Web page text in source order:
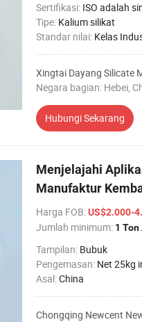
Sertifikasi: ISO adalah singkatan dari
Tipe: Kalium silikat
Standar nilai: Kelas
Xingtai Dayang Silicate
Negara bagian: Hebei,
Hubungi Sekarang
Menjelajahi
Manufaktur
Harga FOB:US$2.000-
Jumlah minimum: 1 Ton
Tampilan: Bubuk
Pengemasan: Net 25kg
Asal:China
Chongqing Newcent